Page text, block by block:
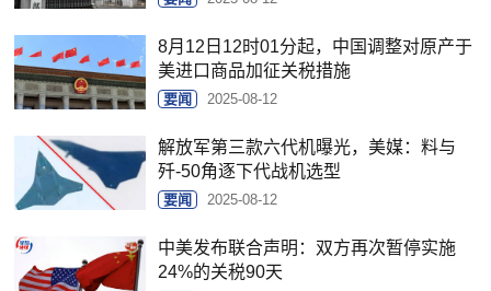
8月12日12时01分起，中国调整对原产于
美进口商品加征关税措施
要闻 2025-08-12
解放军第三款六代机曝光，美媒：料与
歼-50角逐下代战机选型
要闻 2025-08-12
中美发布联合声明：双方再次暂停实施
24%的关税90天